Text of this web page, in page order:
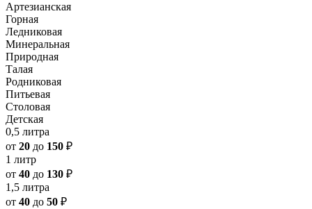
Артезианская
Горная
Ледниковая
Минеральная
Природная
Талая
Родниковая
Питьевая
Столовая
Детская
0,5 литра
от 20 до 150 ₽
1 литр
от 40 до 130 ₽
1,5 литра
от 40 до 50 ₽